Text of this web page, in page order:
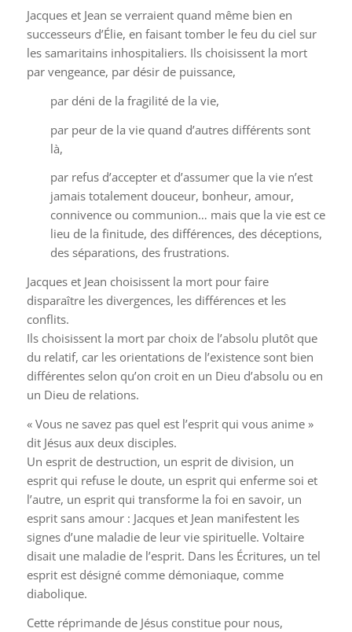
Jacques et Jean se verraient quand même bien en
successeurs d’Élie, en faisant tomber le feu du ciel sur
les samaritains inhospitaliers. Ils choisissent la mort
par vengeance, par désir de puissance,
par déni de la fragilité de la vie,
par peur de la vie quand d’autres différents sont
là,
par refus d’accepter et d’assumer que la vie n’est
jamais totalement douceur, bonheur, amour,
connivence ou communion… mais que la vie est ce
lieu de la finitude, des différences, des déceptions,
des séparations, des frustrations.
Jacques et Jean choisissent la mort pour faire
disparaître les divergences, les différences et les
conflits.
Ils choisissent la mort par choix de l’absolu plutôt que
du relatif, car les orientations de l’existence sont bien
différentes selon qu’on croit en un Dieu d’absolu ou en
un Dieu de relations.
« Vous ne savez pas quel est l’esprit qui vous anime »
dit Jésus aux deux disciples.
Un esprit de destruction, un esprit de division, un
esprit qui refuse le doute, un esprit qui enferme soi et
l’autre, un esprit qui transforme la foi en savoir, un
esprit sans amour : Jacques et Jean manifestent les
signes d’une maladie de leur vie spirituelle. Voltaire
disait une maladie de l’esprit. Dans les Écritures, un tel
esprit est désigné comme démoniaque, comme
diabolique.
Cette réprimande de Jésus constitue pour nous,